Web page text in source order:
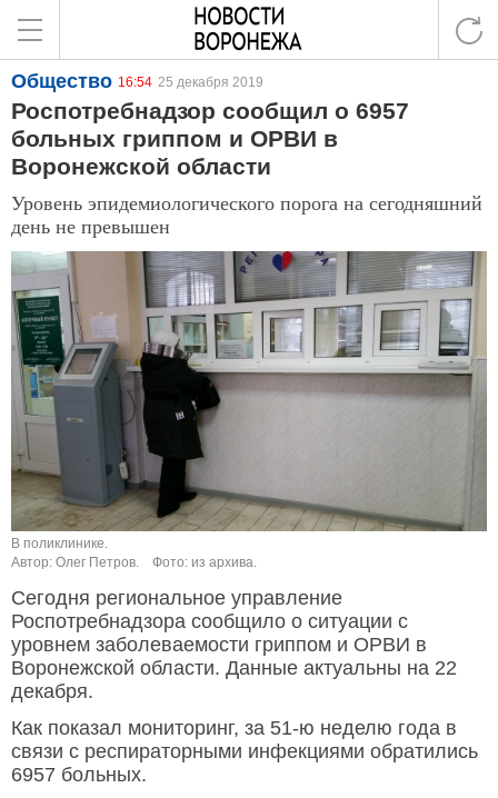
Общество 16:54 25 декабря 2019
Роспотребнадзор сообщил о 6957
больных гриппом и ОРВИ в
Воронежской области
Уровень эпидемиологического порога на сегодняшний
день не превышен
В поликлинике.
Автор: Олег Петров.
Фото: из архива.
Сегодня региональное управление
Роспотребнадзора сообщило о ситуации с
уровнем заболеваемости гриппом и ОРВИ в
Воронежской области. Данные актуальны на 22
декабря.
Как показал мониторинг, за 51-ю неделю года в
связи с респираторными инфекциями обратились
6957 больных.